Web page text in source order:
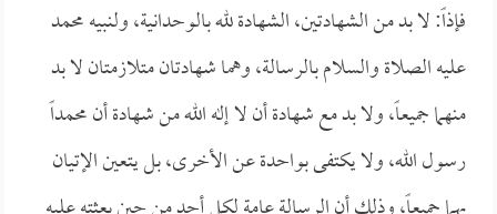
فإذاً: لا بد من الشهادتين، الشهادة لله بالوحدانية، ولنبيه محمد
عليه الصلاة والسلام بالرسالة، وهما شهادتان متلازمتان لا بد
منهما جميعاً، ولا بد مع شهادة أن لا إله الله من شهادة أن محمداً
رسول الله، ولا يكتفى بواحدة عن الأخرى، بل يتعين الإتيان